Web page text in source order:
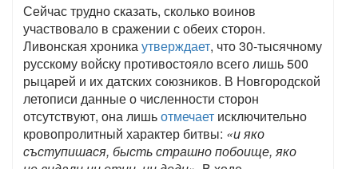
Сейчас трудно сказать, сколько воинов
участвовало в сражении с обеих сторон.
Ливонская хроника утверждает, что 30-тысячному
русскому войску противостояло всего лишь 500
рыцарей и их датских союзников. В Новгородской
летописи данные о численности сторон
отсутствуют, она лишьотмечает исключительно
кровопролитный характер битвы: «и яко
съступишася, бысть страшно побоище, яко